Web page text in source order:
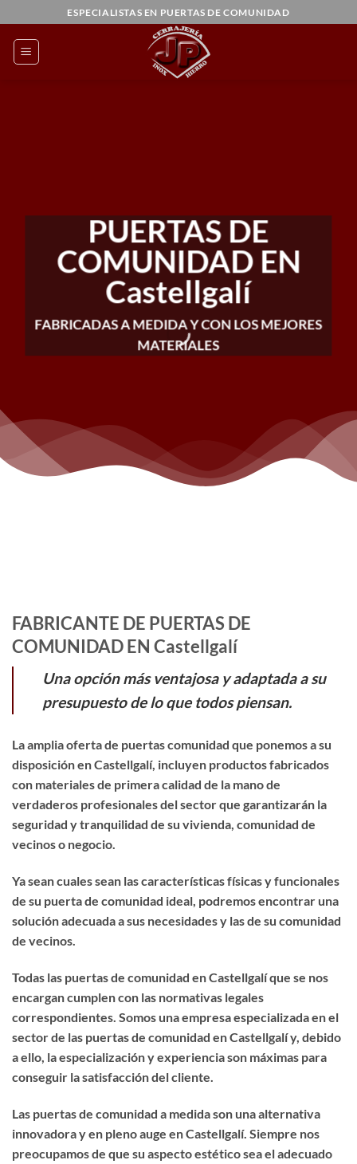
al
contenido
ESPECIALISTAS EN PUERTAS DE COMUNIDAD
PUERTAS DE
COMUNIDAD EN
Castellgalí
FABRICADAS A MEDIDA Y CON LOS MEJORES
MATERIALES
FABRICANTE DE PUERTAS DE
COMUNIDAD EN Castellgalí
Una opción más ventajosa y adaptada a su
presupuesto de lo que todos piensan.
La amplia oferta de puertas comunidad que ponemos a su
disposición en Castellgalí, incluyen productos fabricados
con materiales de primera calidad de la mano de
verdaderos profesionales del sector que garantizarán la
seguridad y tranquilidad de su vivienda, comunidad de
vecinos o negocio.
Ya sean cuales sean las características físicas y funcionales
de su puerta de comunidad ideal, podremos encontrar una
solución adecuada a sus necesidades y las de su comunidad
de vecinos.
Todas las puertas de comunidad en Castellgalí que se nos
encargan cumplen con las normativas legales
correspondientes. Somos una empresa especializada en el
sector de las puertas de comunidad en Castellgalí y, debido
a ello, la especialización y experiencia son máximas para
conseguir la satisfacción del cliente.
Las puertas de comunidad a medida son una alternativa
innovadora y en pleno auge en Castellgalí. Siempre nos
preocupamos de que su aspecto estético sea el adecuado